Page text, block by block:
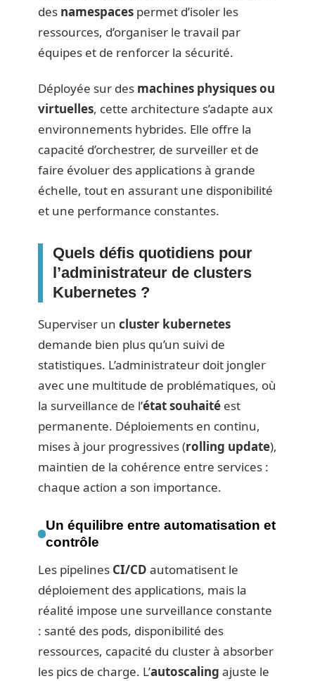
des namespaces permet d’isoler les
ressources, d’organiser le travail par
équipes et de renforcer la sécurité.
Déployée sur des machines physiques ou
virtuelles, cette architecture s’adapte aux
environnements hybrides. Elle offre la
capacité d’orchestrer, de surveiller et de
faire évoluer des applications à grande
échelle, tout en assurant une disponibilité
et une performance constantes.
Quels défis quotidiens pour
l’administrateur de clusters
Kubernetes ?
Superviser un cluster kubernetes
demande bien plus qu’un suivi de
statistiques. L’administrateur doit jongler
avec une multitude de problématiques, où
la surveillance de l’état souhaité est
permanente. Déploiements en continu,
mises à jour progressives (rolling update),
maintien de la cohérence entre services :
chaque action a son importance.
Un équilibre entre automatisation et
contrôle
Les pipelines CI/CD automatisent le
déploiement des applications, mais la
réalité impose une surveillance constante
: santé des pods, disponibilité des
ressources, capacité du cluster à absorber
les pics de charge. L’autoscaling ajuste le